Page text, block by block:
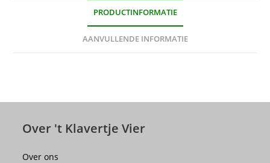
PRODUCTINFORMATIE
AANVULLENDE INFORMATIE
Over 't Klavertje Vier
Over ons